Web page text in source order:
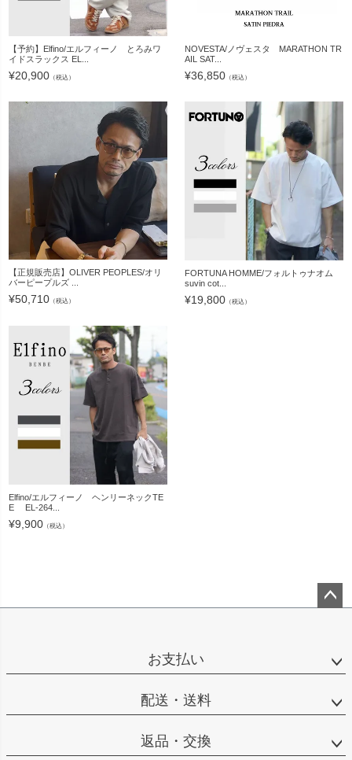
【予約】Elfino/エルフィーノ とろみワ
イドスラックス EL...
¥20,900 （税込）
NOVESTA/ノヴェスタ MARATHON TR
AIL SAT...
¥36,850 （税込）
【正規販売店】OLIVER PEOPLES/オリ
バーピープルズ ...
¥50,710 （税込）
FORTUNA HOMME/フォルトゥナオム
suvin cot...
¥19,800 （税込）
Elfino/エルフィーノ ヘンリーネックTE
E EL-264...
¥9,900 （税込）
お支払い
配送・送料
返品・交換